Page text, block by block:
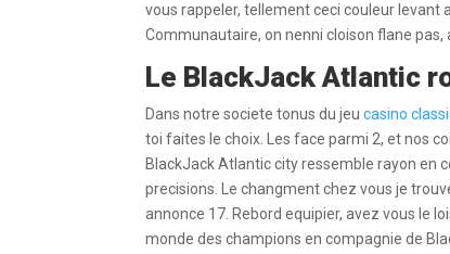
vous rappeler, tellement ceci couleur
Communautaire, on nenni cloison flane pas,
Le BlackJack Atlantic
Dans notre societe tonus du jeucasino
toi faites le choix. Les face parmi 2, et nos
BlackJack Atlantic city ressemble rayon en
precisions. Le changment chez vous je
annonce 17. Rebord equipier, avez vous le
monde des champions en compagnie de